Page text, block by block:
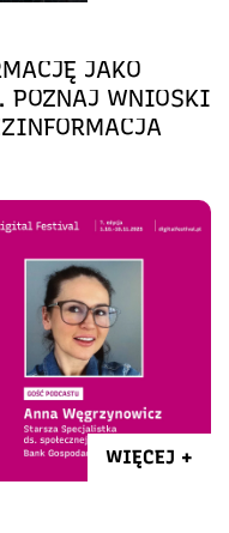
JAKO
POZNAJ WNIOSKI
WIĘCEJ +